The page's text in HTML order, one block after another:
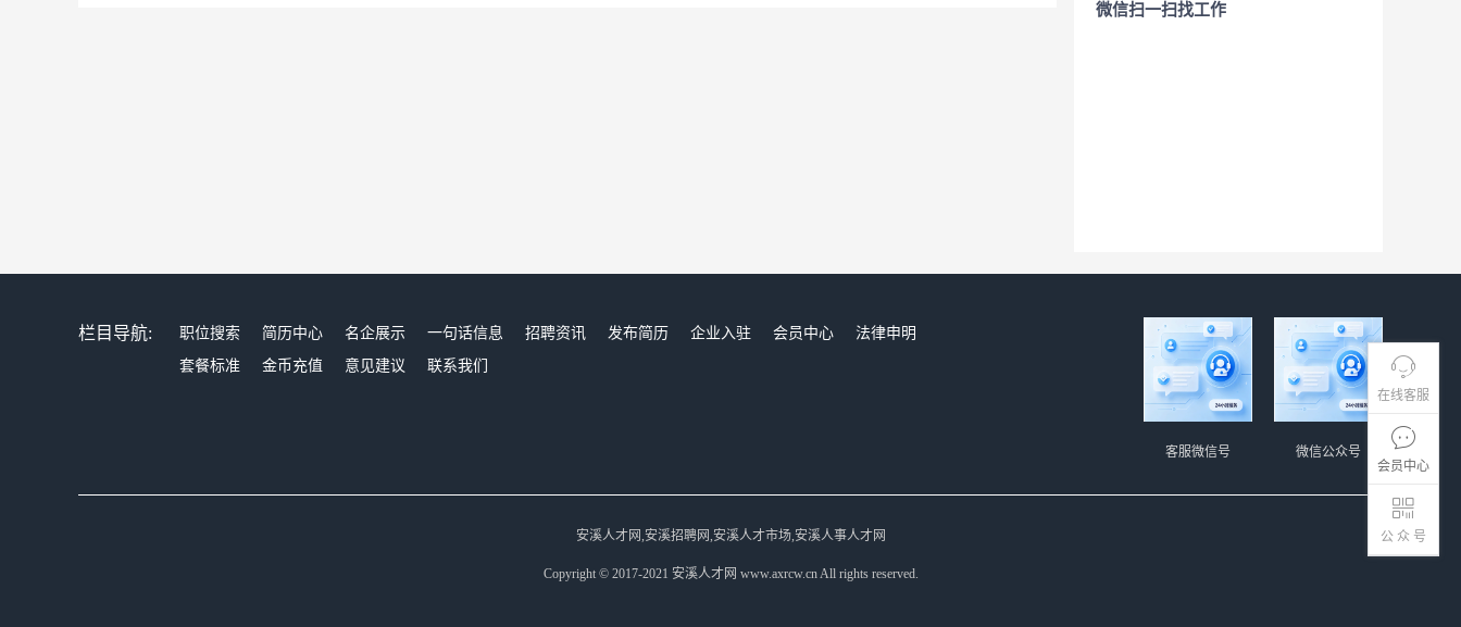
在线客服
会员中心
公 众 号
微信扫一扫找工作
栏目导航: 职位搜索 简历中心 名企展示 一句话信息 招聘资讯 发布简历 企业入驻 会员中心
法律申明
套餐标准
金币充值 意见建议 联系我们
微信公众号
客服微信号
安溪人才网,安溪招聘网,安溪人才市场,安溪人事人才网
Copyright © 2017-2021 安溪人才网 www.axrcw.cn All rights reserved.